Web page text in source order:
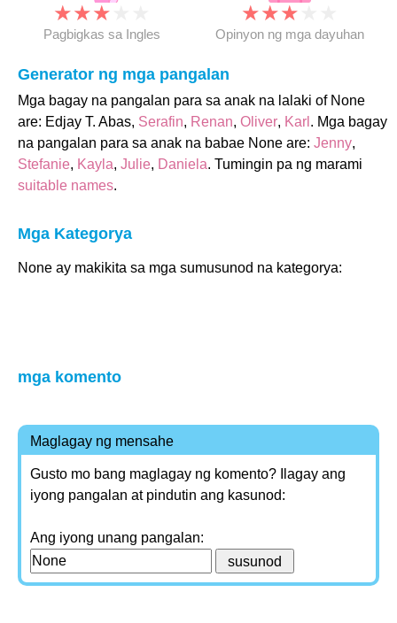
★★★
Pagbigkas sa Ingles
★★★
Opinyon ng mga dayuhan
Generator ng mga pangalan
Mga bagay na pangalan para sa anak na lalaki of None
are: Edjay T. Abas, Serafin, Renan, Oliver, Karl . Mga bagay
na pangalan para sa anak na babae None are: Jenny,
Stefanie, Kayla, Julie, Daniela. Tumingin pa ng marami
suitable names.
Mga Kategorya
None ay makikita sa mga sumusunod na kategorya:
mga komento
Maglagay ng mensahe
Gusto mo bang maglagay ng komento? Ilagay ang
iyong pangalan at pindutin ang kasunod:
Ang iyong unang pangalan: